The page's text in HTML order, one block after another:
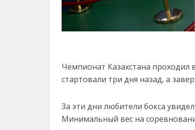
Чемпионат Казахстана проходил
стартовали три дня назад, а
За эти дни любители бокса
Минимальный вес на